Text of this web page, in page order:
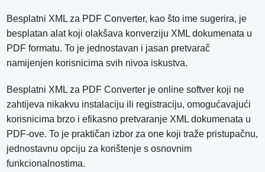
Besplatni XML za PDF Converter, kao što ime sugerira, je
besplatan alat koji olakšava konverziju XML dokumenata u
PDF formatu. To je jednostavan i jasan pretvarač
namijenjen korisnicima svih nivoa iskustva.
Besplatni XML za PDF Converter je online softver koji ne
zahtijeva nikakvu instalaciju ili registraciju, omogućavajući
korisnicima brzo i efikasno pretvaranje XML dokumenata u
PDF-ove. To je praktičan izbor za one koji traže pristupačnu,
jednostavnu opciju za korištenje s osnovnim
funkcionalnostima.